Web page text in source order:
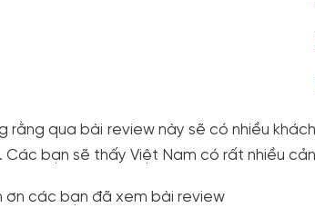
rằng qua bài review này sẽ có nhiều
Các bạn sẽ thấy Việt Nam có rất nhiều
ơn các bạn đã xem bài review